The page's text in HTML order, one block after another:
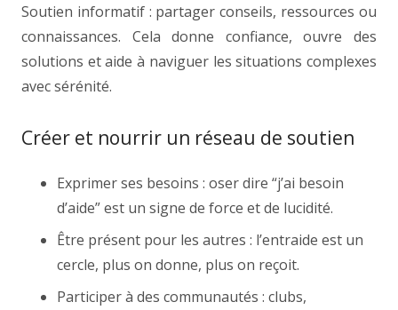
Soutien informatif : partager conseils, ressources ou
connaissances. Cela donne confiance, ouvre des
solutions et aide à naviguer les situations complexes
avec sérénité.
Créer et nourrir un réseau de soutien
Exprimer ses besoins : oser dire “j’ai besoin
d’aide” est un signe de force et de lucidité.
Être présent pour les autres : l’entraide est un
cercle, plus on donne, plus on reçoit.
Participer à des communautés : clubs,